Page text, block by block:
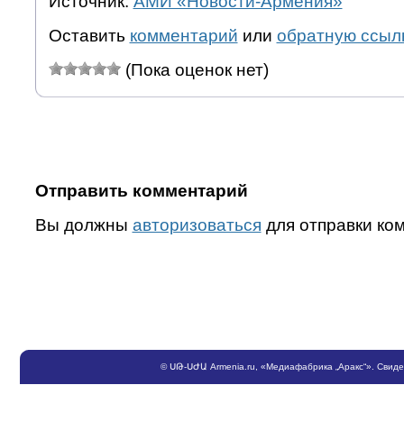
Оставить комментарий или обратную
(Пока оценок нет)
Отправить комментарий
Вы должны авторизоваться для отправки
©ՍԹ-ՍԺԱ Armenia.ru , «Медиафабрика „Аракс“».